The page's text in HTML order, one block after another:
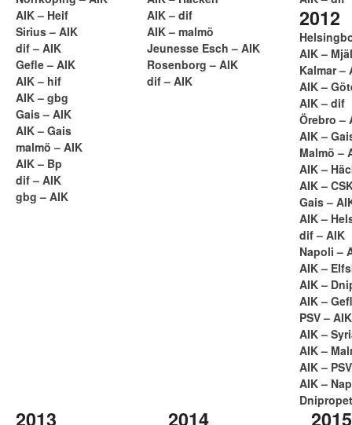
AIK – Heif
Sirius – AIK
dif – AIK
Gefle – AIK
AIK – hif
AIK – gbg
Gais – AIK
AIK – Gais
malmö – AIK
AIK – Bp
dif – AIK
gbg – AIK
AIK – dif
AIK – malmö
Jeunesse Esch – AIK
Rosenborg – AIK
dif – AIK
2012
AIK –
Kalmar –
AIK –
AIK – dif
Örebro –
AIK –
Malmö –
AIK –
AIK –
Gais –
AIK –
dif – AIK
Napoli –
AIK –
AIK –
AIK –
PSV – AIK
AIK –
AIK –
AIK – PSV
AIK –
2013 2014 2015